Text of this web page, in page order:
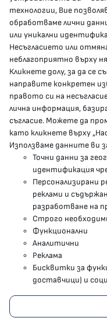
гр.София, 1000,
МЗ В
Facebook
Instragram профил
YouTube канал
Threads профил
Карта на сайта
Бисквитки
Условия за използване
Поверителност
технологии, Вие
обработваме лични
или уникални
Несъгласието или
неблагоприятно върху
Кликнете долу, за да се
направите конкретен
правото си на
лична информация,
съгласие. Можете да
като кликнете върху
Използваме данните ви
Точни данни за
идентификация
Персонализирани
реклами и
разработване на
Строго
Функционални
Аналитични
Реклама
Бисквитки за
доставчици) и